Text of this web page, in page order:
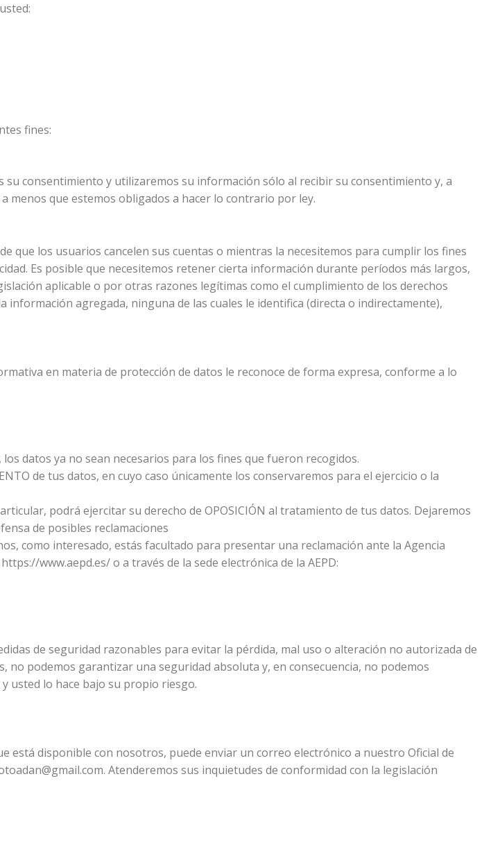
fines:
consentimiento y utilizaremos su información sólo al recibir su consentimiento y, a
menos que estemos obligados a hacer lo contrario por ley.
que los usuarios cancelen sus cuentas o mientras la necesitemos para cumplir los fines
Es posible que necesitemos retener cierta información durante períodos más largos,
aplicable o por otras razones legítimas como el cumplimiento de los derechos
agregada, ninguna de las cuales le identifica (directa o indirectamente),
en materia de protección de datos le reconoce de forma expresa, conforme a lo
datos ya no sean necesarios para los fines que fueron recogidos.
de tus datos, en cuyo caso únicamente los conservaremos para el ejercicio o la
podrá ejercitar su derecho de OPOSICIÓN al tratamiento de tus datos. Dejaremos
de posibles reclamaciones
como interesado, estás facultado para presentar una reclamación ante la Agencia
www.aepd.es/ o a través de la sede electrónica de la AEPD:
de seguridad razonables para evitar la pérdida, mal uso o alteración no autorizada de
podemos garantizar una seguridad absoluta y, en consecuencia, no podemos
usted lo hace bajo su propio riesgo.
disponible con nosotros, puede enviar un correo electrónico a nuestro Oficial de
Atenderemos sus inquietudes de conformidad con la legislación